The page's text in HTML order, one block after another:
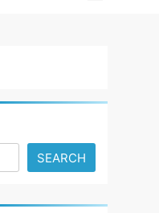
SEARCH